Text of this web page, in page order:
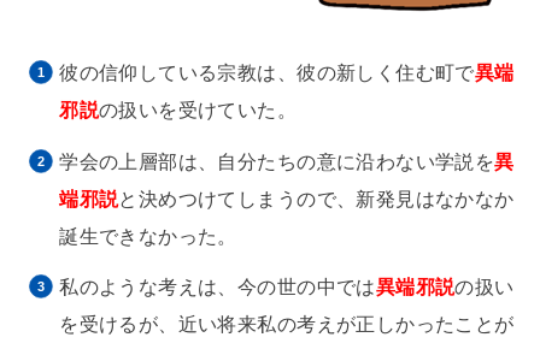
彼の信仰している宗教は、彼の新しく住む町で異端
邪説の扱いを受けていた。
学会の上層部は、自分たちの意に沿わない学説を異
端邪説と決めつけてしまうので、新発見はなかなか
誕生できなかった。
私のような考えは、今の世の中では異端邪説の扱い
を受けるが、近い将来私の考えが正しかったことが